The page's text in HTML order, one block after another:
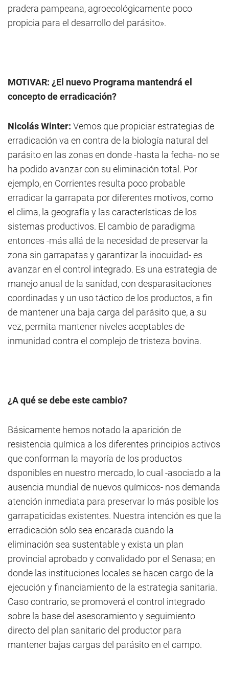
pradera pampeana, agroecológicamente poco
propicia para el desarrollo del parásito».
MOTIVAR: ¿El nuevo Programa mantendrá el
concepto de erradicación?
Nicolás Winter: Vemos que propiciar estrategias de
erradicación va en contra de la biología natural del
parásito en las zonas en donde -hasta la fecha- no se
ha podido avanzar con su eliminación total. Por
ejemplo, en Corrientes resulta poco probable
erradicar la garrapata por diferentes motivos, como
el clima, la geografía y las características de los
sistemas productivos. El cambio de paradigma
entonces -más allá de la necesidad de preservar la
zona sin garrapatas y garantizar la inocuidad- es
avanzar en el control integrado. Es una estrategia de
manejo anual de la sanidad, con desparasitaciones
coordinadas y un uso táctico de los productos, a fin
de mantener una baja carga del parásito que, a su
vez, permita mantener niveles aceptables de
inmunidad contra el complejo de tristeza bovina.
¿A qué se debe este cambio?
Básicamente hemos notado la aparición de
resistencia química a los diferentes principios activos
que conforman la mayoría de los productos
dsponibles en nuestro mercado, lo cual -asociado a la
ausencia mundial de nuevos químicos- nos demanda
atención inmediata para preservar lo más posible los
garrapaticidas existentes. Nuestra intención es que la
erradicación sólo sea encarada cuando la
eliminación sea sustentable y exista un plan
provincial aprobado y convalidado por el Senasa; en
donde las instituciones locales se hacen cargo de la
ejecución y financiamiento de la estrategia sanitaria.
Caso contrario, se promoverá el control integrado
sobre la base del asesoramiento y seguimiento
directo del plan sanitario del productor para
mantener bajas cargas del parásito en el campo.